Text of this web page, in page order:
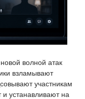
волной атак
взламывают
участникам
устанавливают на